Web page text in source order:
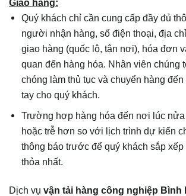
Giao hàng:
Quý khách chỉ cần cung cấp đầy đủ
người nhận hàng, số điện thoại, địa
giao hàng (quốc lộ, tận nơi), hóa đơn
quan đến hàng hóa. Nhân viên chúng
chóng làm thủ tục và chuyển hàng
tay cho quý khách.
Trường hợp hàng hóa đến nơi lúc
hoặc trễ hơn so với lịch trình dự kiến
thông báo trước để quý khách sắp xếp
thỏa nhất.
Dịch vụ vận tải hàng công nghiệp Bình